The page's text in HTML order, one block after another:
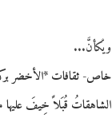
ويْكأنَّ...
خاص- ثقافات *الأخضر
الشاهقاتُ قُبَلاً خِيفَ